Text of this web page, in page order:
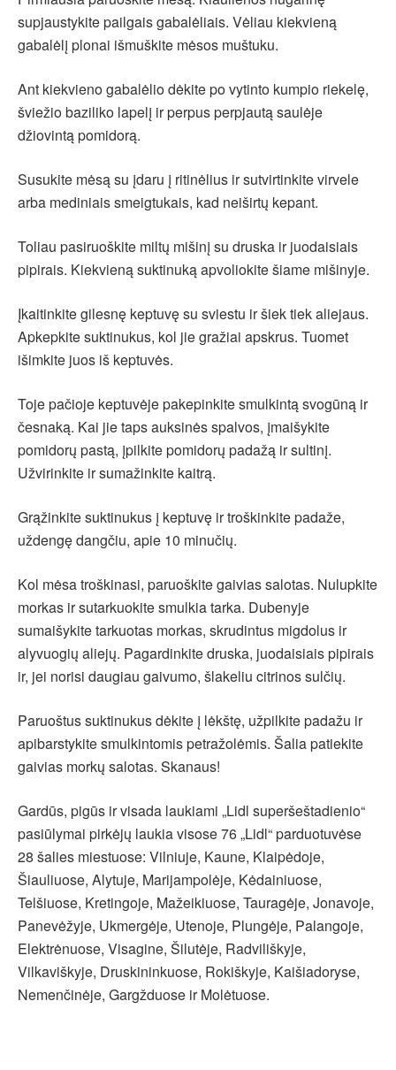
supjaustykite pailgais gabalėliais. Vėliau kiekvieną
gabalėlį plonai išmuškite mėsos muštuku.
Ant kiekvieno gabalėlio dėkite po vytinto kumpio riekelę,
šviežio baziliko lapelį ir perpus perpjautą saulėje
džiovintą pomidorą.
Susukite mėsą su įdaru į ritinėlius ir sutvirtinkite virvele
arba mediniais smeigtukais, kad neiširtų kepant.
Toliau pasiruoškite miltų mišinį su druska ir juodaisiais
pipirais. Kiekvieną suktinuką apvoliokite šiame mišinyje.
Įkaitinkite gilesnę keptuvę su sviestu ir šiek tiek aliejaus.
Apkepkite suktinukus, kol jie gražiai apskrus. Tuomet
išimkite juos iš keptuvės.
Toje pačioje keptuvėje pakepinkite smulkintą svogūną ir
česnaką. Kai jie taps auksinės spalvos, įmaišykite
pomidorų pastą, įpilkite pomidorų padažą ir sultinį.
Užvirinkite ir sumažinkite kaitrą.
Grąžinkite suktinukus į keptuvę ir troškinkite padaže,
uždengę dangčiu, apie 10 minučių.
Kol mėsa troškinasi, paruoškite gaivias salotas. Nulupkite
morkas ir sutarkuokite smulkia tarka. Dubenyje
sumaišykite tarkuotas morkas, skrudintus migdolus ir
alyvuogių aliejų. Pagardinkite druska, juodaisiais pipirais
ir, jei norisi daugiau gaivumo, šlakeliu citrinos sulčių.
Paruoštus suktinukus dėkite į lėkštę, užpilkite padažu ir
apibarstykite smulkintomis petražolėmis. Šalia patiekite
gaivias morkų salotas. Skanaus!
Gardūs, pigūs ir visada laukiami „Lidl superšeštadienio“
pasiūlymai pirkėjų laukia visose 76 „Lidl“ parduotuvėse
28 šalies miestuose: Vilniuje, Kaune, Klaipėdoje,
Šiauliuose, Alytuje, Marijampolėje, Kėdainiuose,
Telšiuose, Kretingoje, Mažeikiuose, Tauragėje, Jonavoje,
Panevėžyje, Ukmergėje, Utenoje, Plungėje, Palangoje,
Elektrėnuose, Visagine, Šilutėje, Radviliškyje,
Vilkaviškyje, Druskininkuose, Rokiškyje, Kaišiadoryse,
Nemenčinėje, Gargžduose ir Molėtuose.